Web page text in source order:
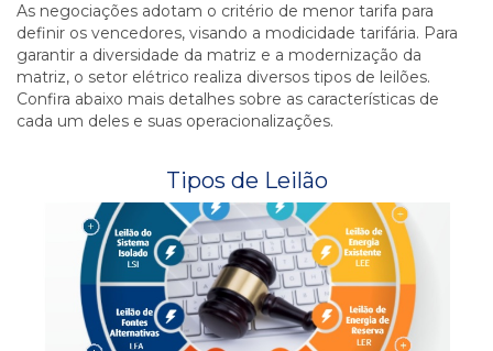
As negociações adotam o critério de menor tarifa para
definir os vencedores, visando a modicidade tarifária. Para
garantir a diversidade da matriz e a modernização da
matriz, o setor elétrico realiza diversos tipos de leilões.
Confira abaixo mais detalhes sobre as características de
cada um deles e suas operacionalizações.
Tipos de Leilão